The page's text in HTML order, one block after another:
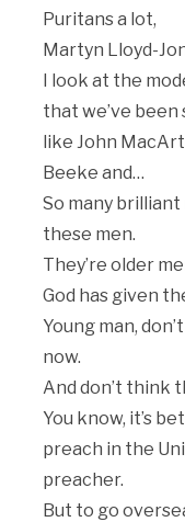
Puritans a lot,
Martyn Lloyd-
I look at the
that we’ve been
like John
Beeke and…
So many brilliant
these men.
They’re older
God has given
Young man,
now.
And don’t think
You know, it’s
preach in the
preacher.
But to go